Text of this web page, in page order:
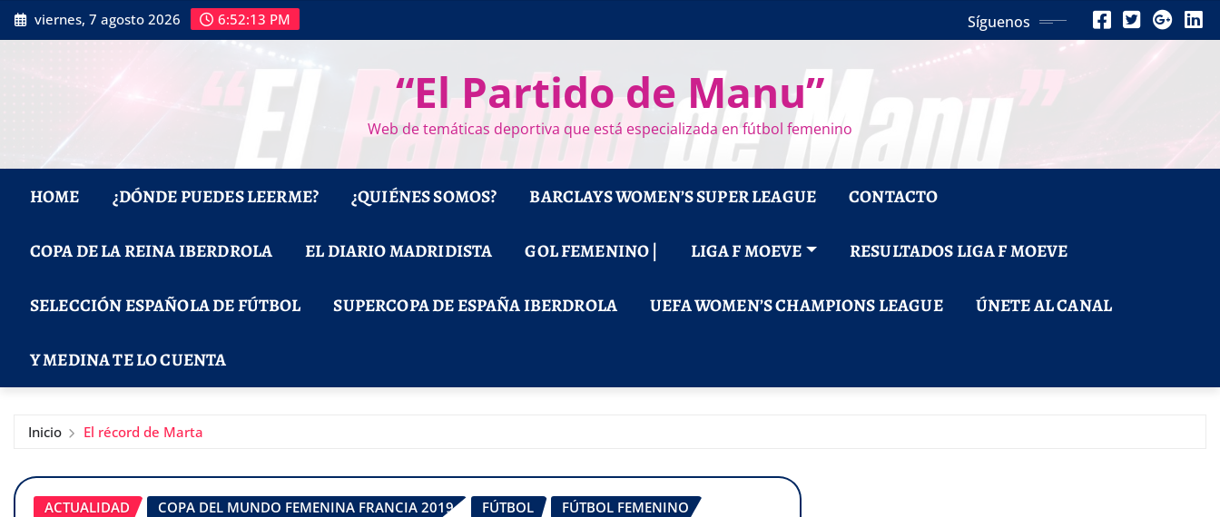
Saltar
al
viernes, 7 agosto 2026 6:52:15 PM Síguenos
“El Partido de Manu”
Web de temáticas deportiva que está especializada en fútbol femenino
HOME ¿DÓNDE PUEDES LEERME? ¿QUIÉNES SOMOS? BARCLAYS WOMEN’S SUPER LEAGUE CONTACTO
COPA DE LA REINA IBERDROLA EL DIARIO MADRIDISTA GOL FEMENINO | LIGA F MOEVE RESULTADOS LIGA F MOEVE
SELECCIÓN ESPAÑOLA DE FÚTBOL SUPERCOPA DE ESPAÑA IBERDROLA UEFA WOMEN’S CHAMPIONS LEAGUE ÚNETE AL CANAL
Y MEDINA TE LO CUENTA
Inicio El récord de Marta
ACTUALIDAD COPA DEL MUNDO FEMENINA FRANCIA 2019 FÚTBOL FÚTBOL FEMENINO